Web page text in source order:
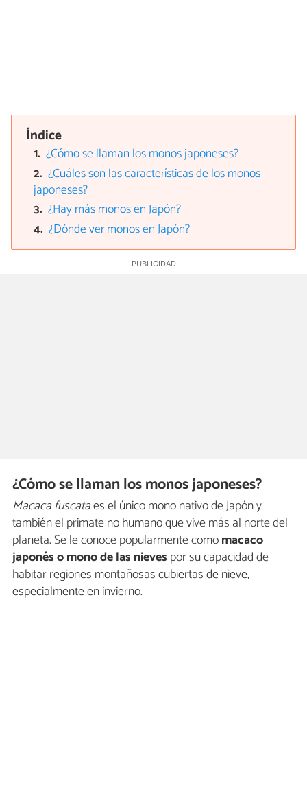
Índice
¿Cómo se llaman los monos japoneses?
¿Cuáles son las características de los monos
japoneses?
¿Hay más monos en Japón?
¿Dónde ver monos en Japón?
¿Cómo se llaman los monos japoneses?
Macaca fuscataes el único mono nativo de Japón y
también el primate no humano que vive más al norte del
planeta. Se le conoce popularmente comomacaco
japonés o mono de las nieves por su capacidad de
habitar regiones montañosas cubiertas de nieve,
especialmente en invierno.